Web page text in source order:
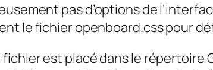
pas d’options de
le fichier openboard.css pour
fichier est placé dans le